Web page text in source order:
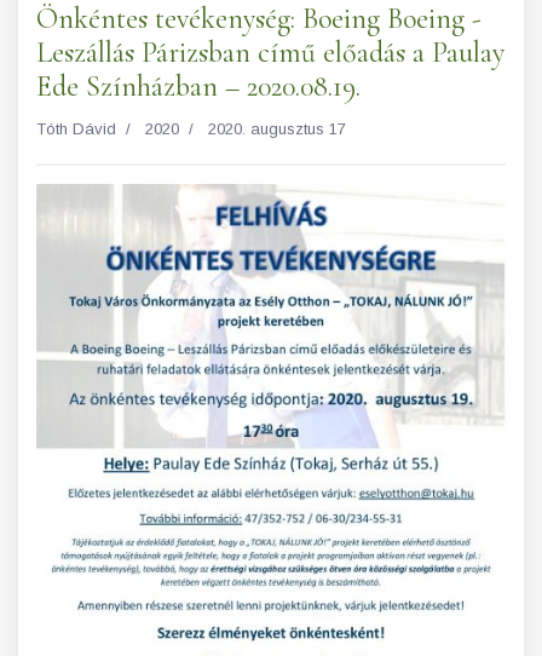
Önkéntes tevékenység: Boeing Boeing -
Leszállás Párizsban című előadás a Paulay
Ede Színházban – 2020.08.19.
Tóth Dávid 2020 2020. augusztus 17